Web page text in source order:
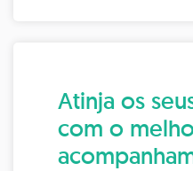
Atinja os
com o